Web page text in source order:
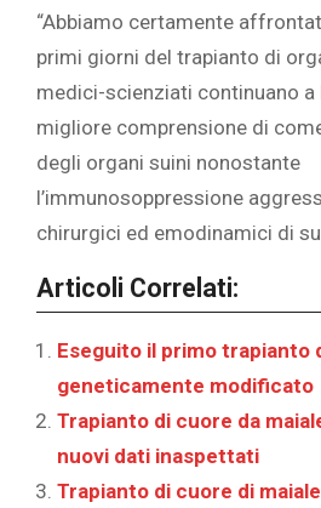
“Abbiamo certamente
primi giorni del trapianto di
medici-scienziati continuano a
migliore comprensione di
degli organi suini nonostante
l’immunosoppressione
chirurgici ed emodinamici di
Articoli Correlati:
Eseguito il primo trapianto
geneticamente modificato
Trapianto di cuore da
nuovi dati inaspettati
Trapianto di cuore di